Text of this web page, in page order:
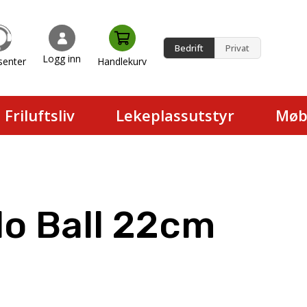
Logg inn Handlekurv
Bedrift Privat
Friluftsliv Lekeplassutstyr
Ball 22cm